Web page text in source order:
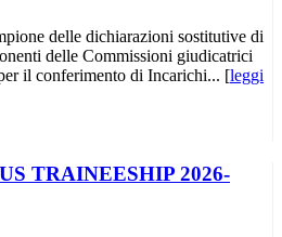
delle dichiarazioni sostitutive di
delle Commissioni giudicatrici
il conferimento di Incarichi... [leggi
TRAINEESHIP 2026-